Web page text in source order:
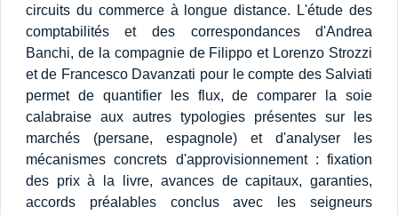
circuits du commerce à longue distance. L'étude des
comptabilités et des correspondances d'Andrea
Banchi, de la compagnie de Filippo et Lorenzo Strozzi
et de Francesco Davanzati pour le compte des Salviati
permet de quantifier les flux, de comparer la soie
calabraise aux autres typologies présentes sur les
marchés (persane, espagnole) et d'analyser les
mécanismes concrets d'approvisionnement : fixation
des prix à la livre, avances de capitaux, garanties,
accords préalables conclus avec les seigneurs